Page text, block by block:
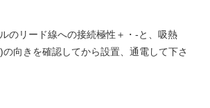
のリード線への接続極性＋・-と、吸熱
向きを確認してから設置、通電して下さ